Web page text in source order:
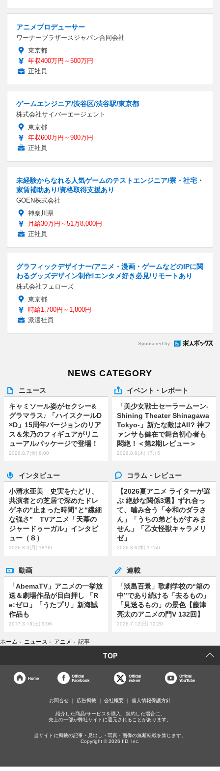
アニメプロデューサー
ワーナーブラザースジャパン合同会社
東京都
年収400万円～500万円
正社員
ゲームエンジニア/渋谷区/渋谷駅/東京都
株式会社サイバーエージェント
東京都
年収600万円～900万円
正社員
未経験からなれる人気ゲームのテストエンジニア/寮・社宅・
家賃補助あり/資格取得支援あり
GOEN株式会社
神奈川県
月給30万円～51万8,000円
正社員
グラフィックデザイナー/アニメ・漫画・ゲームなどのIPに関
わるグッズデザイン制作!エンタメ好き必見/リモートあり
株式会社フェローズ
東京都
時給1,700円～1,800円
派遣社員
Sponsored by
NEWS CATEGORY
ニュース
キャミソール姿がセクシー&
グラマラス♪ 「ハイスクールD
×D」15周年バージョンのリア
ス＆朱乃のフィギュアがリニ
ューアルパッケージで登場！
2026.8.7(金) 8:00
イベント・レポート
「美少女戦士セーラームーン-
Shining Theater Shinagawa
Tokyo-」新たな敵はAI!? 神フ
ァンサも健在で舞台初心者も
悶絶！＜第2期レビュー＞
2026.8.6(木) 17:15
インタビュー
小清水亜美 史実をたどり、
共演者との芝居で深めたドレ
ゲネの“止まった時間”と“繊細
な強さ” TVアニメ「天幕の
ジャードゥーガル」インタビ
ュー（８）
2026.8.3(月) 18:00
コラム・レビュー
【2026夏アニメ ライターが選
ぶ 絶妙な関係3選】ずれ合っ
て、噛み合う「令和のダラさ
ん」「うちの弟どもがすみま
せん」「乙女怪獣キャラメリ
ゼ」
2026.8.6(木) 17:50
動画
「AbemaTV」アニメの一挙放
送＆劇場作品が目白押し 「R
e:ゼロ」「うたプリ」新海誠
作品も
2017.3.18(土) 9:06
連載
「淡島百景」歌劇学校の“箱の
中”であり続ける「去るもの」
「見送るもの」の景色【藤津
亮太のアニメの門V 132回】
2026.7.12(日) 12:20
ホーム › ニュース › アニメ › 記事
TOP
Home
Official
Facebook
Official
twitter
Official
YouTube
お問合せ 広告掲載 会社概要 個人情報保護方針
紹介した商品/サービスを購入、契約した場合に、
売上の一部が弊社サイトに還元されることがあります。
当サイトに掲載の記事・見出し・写真・画像の無断転載を禁じます。
Copyright © 2026 IID, Inc.